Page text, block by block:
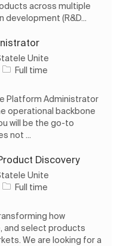
across multiple
development (R&D...
Unite
Tipul postului
Full time
Platform Administrator
operational backbone
will be the go-to
not ...
Discovery
Unite
Tipul postului
Full time
how
and select products
We are looking for a